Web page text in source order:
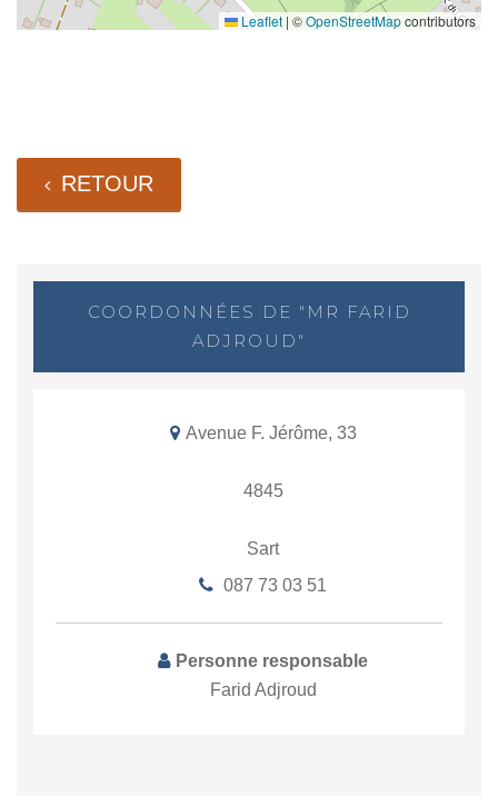
Leaflet | ©OpenStreetMapcontributors
RETOUR
COORDONNÉES DE "MR FARID
ADJROUD"
Avenue F. Jérôme, 33
4845
Sart
087 73 03 51
Personne responsable
Farid Adjroud